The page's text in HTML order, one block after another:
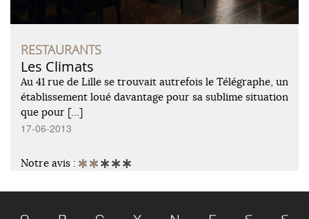
RESTAURANTS
Les Climats
Au 41 rue de Lille se trouvait autrefois le Télégraphe, un
établissement loué davantage pour sa sublime situation
que pour […]
17-06-2013
Notre avis :